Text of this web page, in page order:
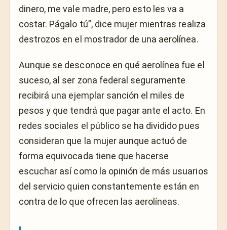
dinero, me vale madre, pero esto les va a
costar. Págalo tú”, dice mujer mientras realiza
destrozos en el mostrador de una aerolínea.
Aunque se desconoce en qué aerolínea fue el
suceso, al ser zona federal seguramente
recibirá una ejemplar sanción el miles de
pesos y que tendrá que pagar ante el acto. En
redes sociales el público se ha dividido pues
consideran que la mujer aunque actuó de
forma equivocada tiene que hacerse
escuchar así como la opinión de más usuarios
del servicio quien constantemente están en
contra de lo que ofrecen las aerolíneas.